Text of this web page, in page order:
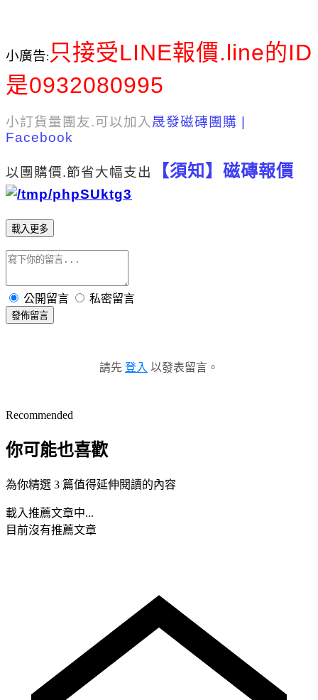
小廣告: 只接受LINE報價.line的ID
是0932080995
小訂貨量團友.可以加入 晟發磁磚團購 |
Facebook
以 團購價.節省大幅支出 【須知】磁磚報價
載入更多
公開留言 私密留言
發佈留言
請先 登入 以發表留言。
Recommended
你可能也喜歡
為你精選 3 篇值得延伸閱讀的內容
載入推薦文章中...
目前沒有推薦文章